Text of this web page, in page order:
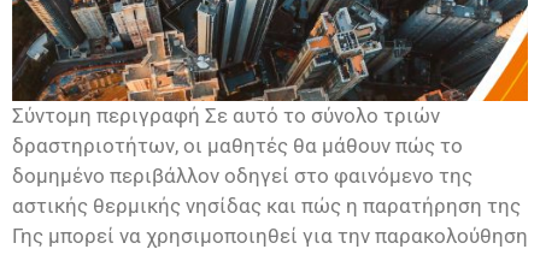
Σύντομη περιγραφή Σε αυτό το σύνολο τριών
δραστηριοτήτων, οι μαθητές θα μάθουν πώς το
δομημένο περιβάλλον οδηγεί στο φαινόμενο της
αστικής θερμικής νησίδας και πώς η παρατήρηση της
Γης μπορεί να χρησιμοποιηθεί για την παρακολούθηση